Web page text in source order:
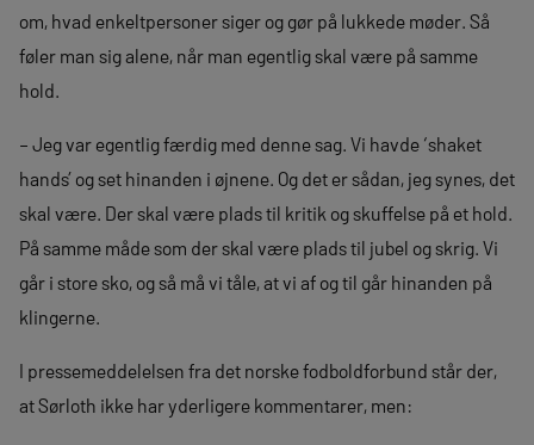
om, hvad enkeltpersoner siger og gør på lukkede møder. Så
føler man sig alene, når man egentlig skal være på samme
hold.
– Jeg var egentlig færdig med denne sag. Vi havde ‘shaket
hands’ og set hinanden i øjnene. Og det er sådan, jeg synes, det
skal være. Der skal være plads til kritik og skuffelse på et hold.
På samme måde som der skal være plads til jubel og skrig. Vi
går i store sko, og så må vi tåle, at vi af og til går hinanden på
klingerne.
I pressemeddelelsen fra det norske fodboldforbund står der,
at Sørloth ikke har yderligere kommentarer, men: